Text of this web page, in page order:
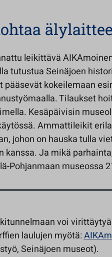
leikittävä
tutustua Seinäjoen
kokeilemaan
Tilaukset
Kesäpäivisin
Ammattileikit
johon on hauska tulla
kanssa. Ja mikä
Pohjanmaan museossa
voi
laulujen myötä:
Seinäjoen museot).